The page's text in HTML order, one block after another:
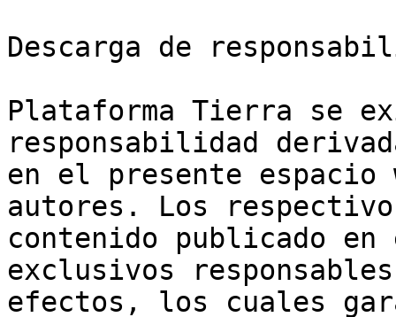
Descarga de
Plataforma Tierra se
responsabilidad
en el presente espacio
autores. Los
contenido publicado
exclusivos
efectos, los cuales